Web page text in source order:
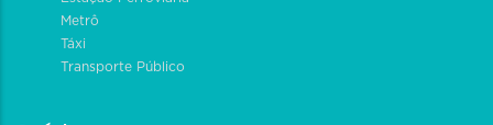
Metrô
Táxi
Transporte Público